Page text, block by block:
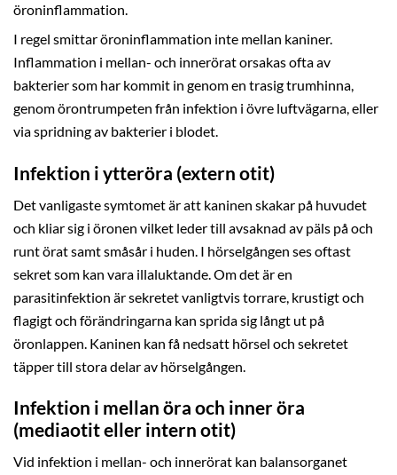
öroninflammation.
I regel smittar öroninflammation inte mellan kaniner.
Inflammation i mellan- och innerörat orsakas ofta av
bakterier som har kommit in genom en trasig trumhinna,
genom örontrumpeten från infektion i övre luftvägarna, eller
via spridning av bakterier i blodet.
Infektion i ytteröra (extern otit)
Det vanligaste symtomet är att kaninen skakar på huvudet
och kliar sig i öronen vilket leder till avsaknad av päls på och
runt örat samt småsår i huden. I hörselgången ses oftast
sekret som kan vara illaluktande. Om det är en
parasitinfektion är sekretet vanligtvis torrare, krustigt och
flagigt och förändringarna kan sprida sig långt ut på
öronlappen. Kaninen kan få nedsatt hörsel och sekretet
täpper till stora delar av hörselgången.
Infektion i mellan öra och inner öra
(mediaotit eller intern otit)
Vid infektion i mellan- och innerörat kan balansorganet